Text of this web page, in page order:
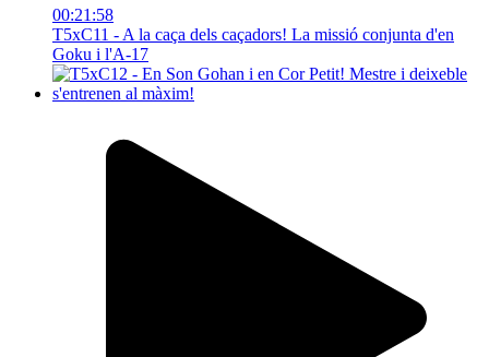
00:21:58
T5xC11 - A la caça dels caçadors! La missió conjunta d'en
Goku i l'A-17